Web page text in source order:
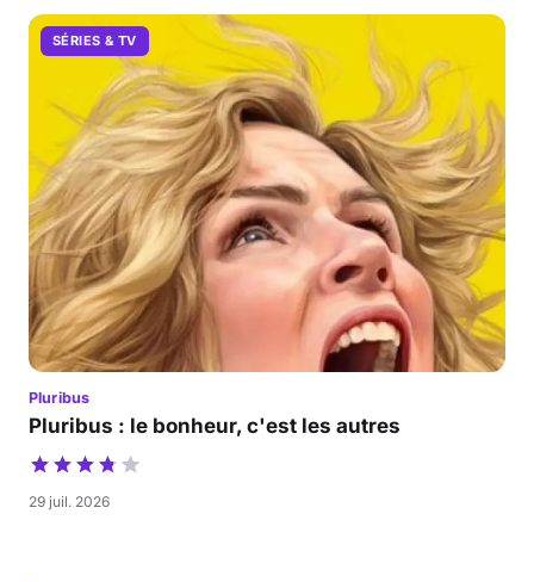
SÉRIES & TV
Pluribus
Pluribus : le bonheur, c'est les autres
29 juil. 2026